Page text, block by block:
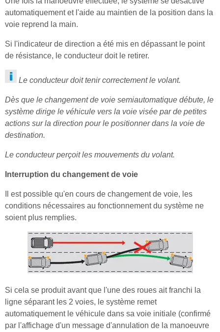
automatiquement et l'aide au maintien de la position dans la
voie reprend la main.
Si l'indicateur de direction a été mis en dépassant le point
de résistance, le conducteur doit le retirer.
Le conducteur doit tenir correctement le volant.
Dès que le changement de voie semiautomatique débute, le
système dirige le véhicule vers la voie visée par de petites
actions sur la direction pour le positionner dans la voie de
destination.
Le conducteur perçoit les mouvements du volant.
Interruption du changement de voie
Il est possible qu'en cours de changement de voie, les
conditions nécessaires au fonctionnement du système ne
soient plus remplies.
Si cela se produit avant que l'une des roues ait franchi la
ligne séparant les 2 voies, le système remet
automatiquement le véhicule dans sa voie initiale (confirmé
par l'affichage d'un message d'annulation de la manoeuvre